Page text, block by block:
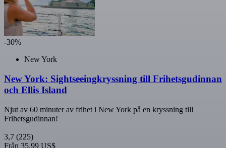
-30%
New York
New York: Sightseeingkryssning till Frihetsgudinnan
och Ellis Island
Njut av 60 minuter av frihet i New York på en kryssning till
Frihetsgudinnan!
3,7 (225)
Från 35,99 US$